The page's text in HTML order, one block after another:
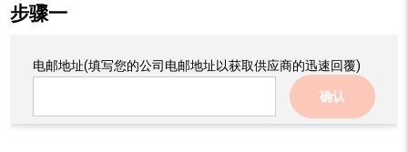
步骤一
电邮地址(填写您的公司电邮地址以获取供应商的迅速回覆)
确认